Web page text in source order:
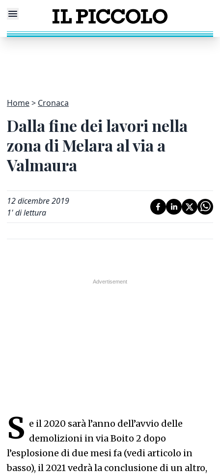
Home Cronaca
Dalla fine dei lavori nella
zona di Melara al via a
Valmaura
12 dicembre 2019
1' di lettura
S e il 2020 sarà l’anno dell’avvio delle
demolizioni in via Boito 2 dopo
l’esplosione di due mesi fa (vedi articolo in
basso), il 2021 vedrà la conclusione di un altro,